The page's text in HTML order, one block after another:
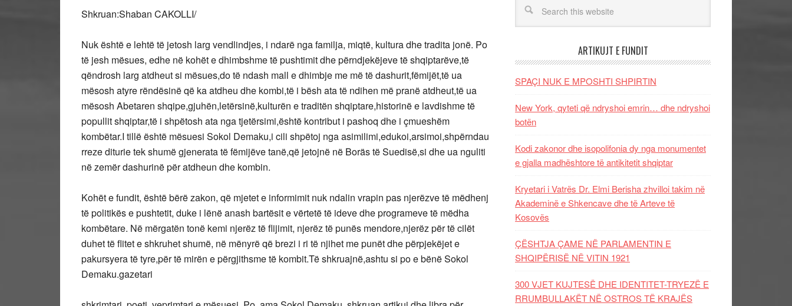
Shkruan:Shaban CAKOLLI/
Nuk është e lehtë të jetosh larg vendlindjes, i ndarë nga familja, miqtë, kultura dhe tradita jonë. Po
të jesh mësues, edhe në kohët e dhimbshme të pushtimit dhe përndjekëjeve të shqiptarëve,të
qëndrosh larg atdheut si mësues,do të ndash mall e dhimbje me më të dashurit,fëmijët,të ua
mësosh atyre rëndësinë që ka atdheu dhe kombi,të i bësh ata të ndihen më pranë atdheut,të ua
mësosh Abetaren shqipe,gjuhën,letërsinë,kulturën e traditën shqiptare,historinë e lavdishme të
popullit shqiptar,të i shpëtosh ata nga tjetërsimi,është kontribut i pashoq dhe i çmueshëm
kombëtar.I tillë është mësuesi Sokol Demaku,i cili shpëtoj nga asimilimi,edukoi,arsimoi,shpërndau
rreze diturie tek shumë gjenerata të fëmijëve tanë,që jetojnë në Boräs të Suedisë,si dhe ua nguliti
në zemër dashurinë për atdheun dhe kombin.
Kohët e fundit, është bërë zakon, që mjetet e informimit nuk ndalin vrapin pas njerëzve të mëdhenj
të politikës e pushtetit, duke i lënë anash bartësit e vërtetë të ideve dhe programeve të mëdha
kombëtare. Në mërgatën tonë kemi njerëz të flijimit, njerëz të punës mendore,njerëz për të cilët
duhet të flitet e shkruhet shumë, në mënyrë që brezi i ri të njihet me punët dhe përpjekëjet e
pakursyera të tyre,për të mirën e përgjithsme të kombit.Të shkruajnë,ashtu si po e bënë Sokol
Demaku.gazetari
ARTIKUJT E FUNDIT
SPAÇI NUK E MPOSHTI SHPIRTIN
New York, qyteti që ndryshoi emrin… dhe ndryshoi
botën
Kodi zakonor dhe isopolifonia dy nga monumentet
e gjalla madhështore të antikitetit shqiptar
Kryetari i Vatrës Dr. Elmi Berisha zhvilloi takim në
Akademinë e Shkencave dhe të Arteve të
Kosovës
ÇËSHTJA ÇAME NË PARLAMENTIN E
SHQIPËRISË NË VITIN 1921
300 VJET KUJTESË DHE IDENTITET-TRYEZË E
RRUMBULLAKËT NË OSTROS TË KRAJËS